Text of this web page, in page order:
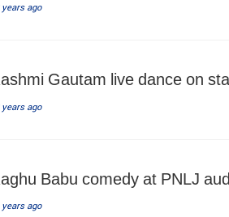
years ago
Gautam live dance on
years ago
Babu comedy at PNLJ
years ago